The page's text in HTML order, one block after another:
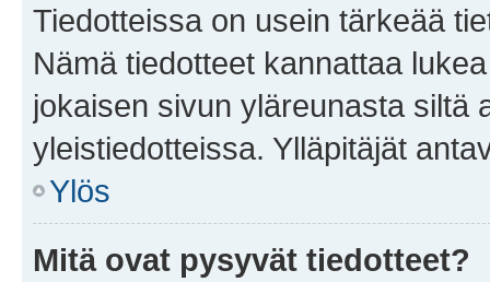
Tiedotteissa on usein tärkeää
Nämä tiedotteet kannattaa
jokaisen sivun yläreunasta siltä
yleistiedotteissa. Ylläpitäjät
Ylös
Mitä ovat pysyvät tiedotteet?